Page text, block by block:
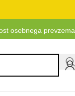
osebnega prevzema